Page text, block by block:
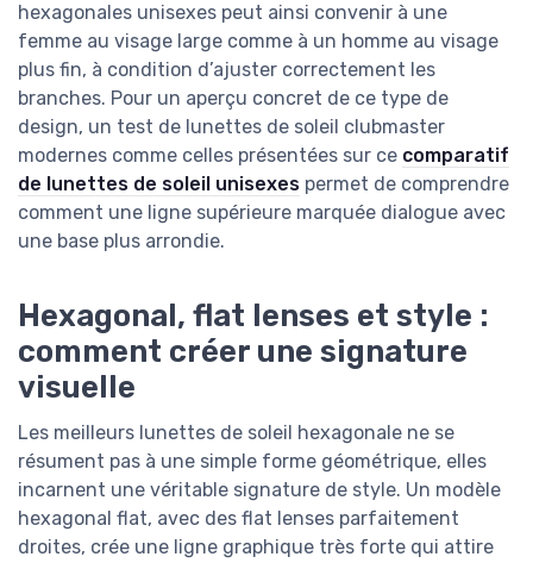
hexagonales unisexes peut ainsi convenir à une
femme au visage large comme à un homme au visage
plus fin, à condition d’ajuster correctement les
branches. Pour un aperçu concret de ce type de
design, un test de lunettes de soleil clubmaster
modernes comme celles présentées sur ce comparatif
de lunettes de soleil unisexes permet de comprendre
comment une ligne supérieure marquée dialogue avec
une base plus arrondie.
Hexagonal, flat lenses et style :
comment créer une signature
visuelle
Les meilleurs lunettes de soleil hexagonale ne se
résument pas à une simple forme géométrique, elles
incarnent une véritable signature de style. Un modèle
hexagonal flat, avec des flat lenses parfaitement
droites, crée une ligne graphique très forte qui attire